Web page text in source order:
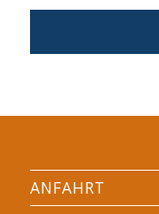
ANFAHRT